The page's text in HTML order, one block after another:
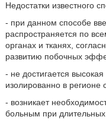
Недостатки известного
- при данном способе
распространяется по
органах и тканях,
развитию побочных
- не достигается
изолированно в регионе
- возникает
больным при